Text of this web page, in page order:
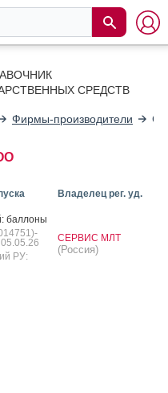
СРЕДСТВ
Фирмы-производители
Владелец рег. уд.
бал­ло­ны
РУ:
СЕРВИС МЛТ
(Россия)